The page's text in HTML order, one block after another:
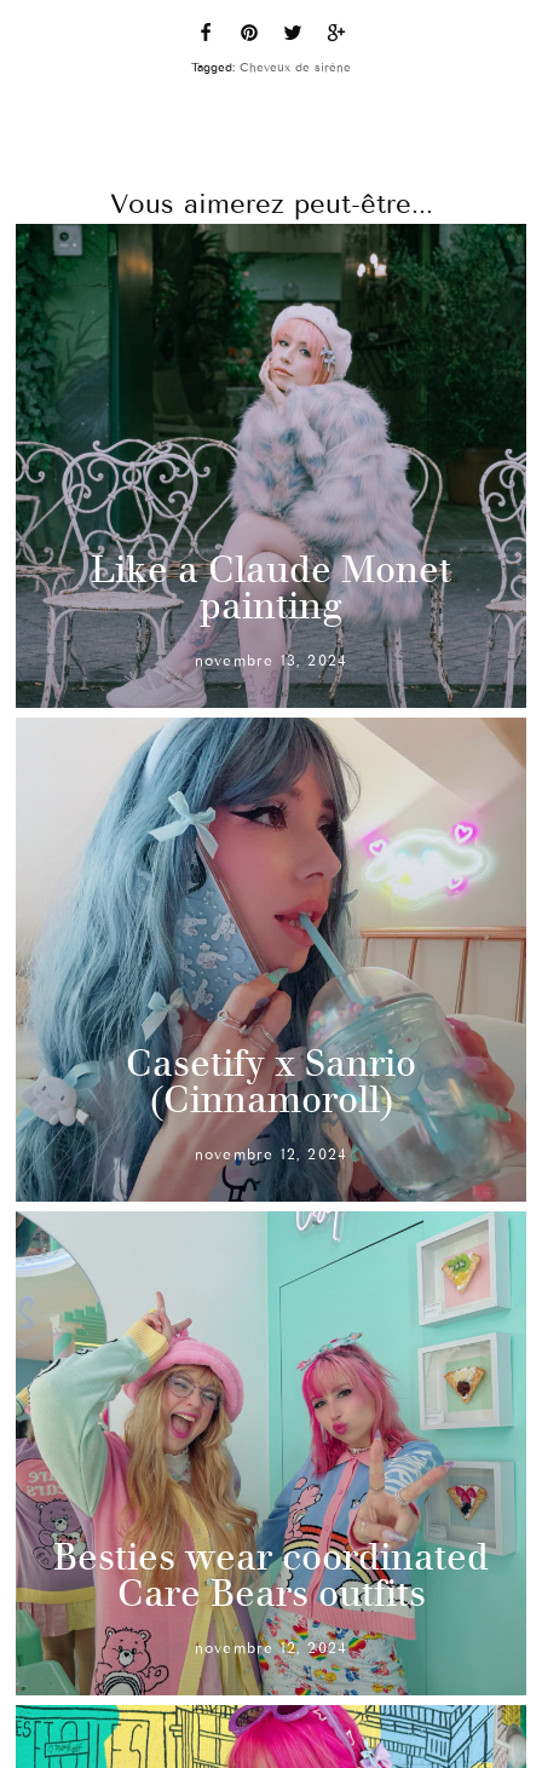
Tagged: Cheveux de sirène
Vous aimerez peut-être...
Like a Claude Monet
painting
novembre 13, 2024
Casetify x Sanrio
(Cinnamoroll)
novembre 12, 2024
Besties wear coordinated
Care Bears outfits
novembre 12, 2024